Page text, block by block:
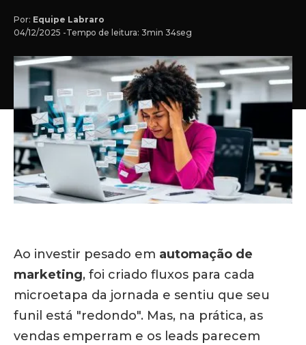
Por: Equipe Labraro
04/12/2025 -Tempo de leitura: 3min 34seg
Ao investir pesado em automação de
marketing, foi criado fluxos para cada
microetapa da jornada e sentiu que seu
funil está "redondo". Mas, na prática, as
vendas emperram e os leads parecem